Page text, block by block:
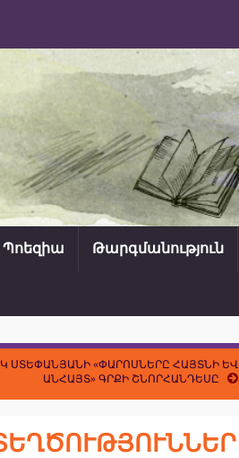
Պոեզիա Թարգմանություն
ՍՏԵՓԱՆՅԱՆԻ «ՓԱՐՈՍՆԵՐԸ ՀԱՅՏՆԻ ԵՎ
ԱՆՀԱՅՏ» ԳՐՔԻ ՇՆՈՐՀԱՆԴԵՍԸ